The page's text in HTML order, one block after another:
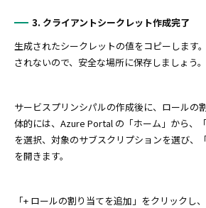
3. クライアントシークレット作成完了
生成されたシークレットの値をコピーします
されないので、安全な場所に保存しましょう。
サービスプリンシパルの作成後に、ロールの
体的には、Azure Portal の「ホーム」から、
を選択、対象のサブスクリプションを選び、
を開きます。
「+ ロールの割り当てを追加」をクリックし